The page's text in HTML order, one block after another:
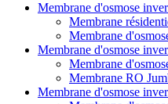
Membrane d'osmose
Membrane
Membrane
Membrane d'osmose
Membrane
Membrane RO
Membrane d'osmose